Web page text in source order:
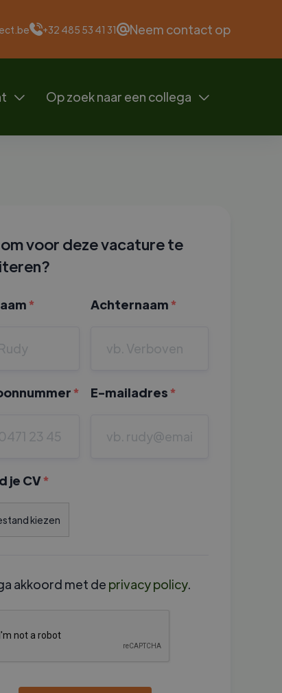
+32 485 53 41 31 Neem contact op
 Op zoek naar een collega 
voor deze vacature te
* Achternaam *
* E-mailadres *
je CV*
kiezen
akkoord met de privacy policy.